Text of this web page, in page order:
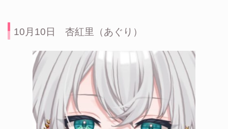
10月10日 杏紅里（あぐり）